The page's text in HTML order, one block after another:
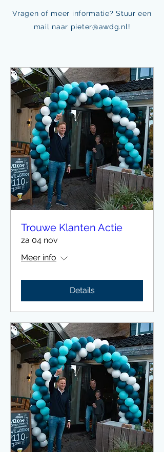
Vragen of meer informatie? Stuur een
mail naar pieter@awdg.nl !
Trouwe Klanten Actie
za 04 nov
Meer info
Details